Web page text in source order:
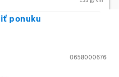
ponuku
0658000676